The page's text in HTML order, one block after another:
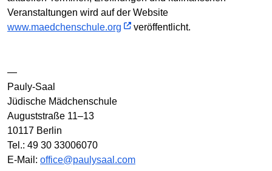
Veranstaltungen wird auf der Website
www.maedchenschule.org
veröffentlicht.
—
Pauly-Saal
Jüdische Mädchenschule
Auguststraße 11–13
10117 Berlin
Tel.: 49 30 33006070
E-Mail: office@paulysaal.com